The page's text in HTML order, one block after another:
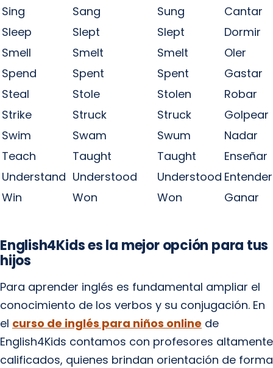
Sing Sang Sung
Cantar
Sleep
Slept Slept
Dormir
Smell
Smelt Smelt
Oler
Spend
Spent Spent
Gastar
Steal
Stole Stolen
Robar
Strike
Struck Struck
Golpear
Swim
Swam Swum
Nadar
Teach
Taught Taught
Enseñar
Understand Understood Understood Entender
Win
Won Won Ganar
English4Kids es la mejor opción para tus
hijos
Para aprender inglés es fundamental ampliar el
conocimiento de los verbos y su conjugación. En
el curso de inglés para niños online de
English4Kids contamos con profesores altamente
calificados, quienes brindan orientación de forma